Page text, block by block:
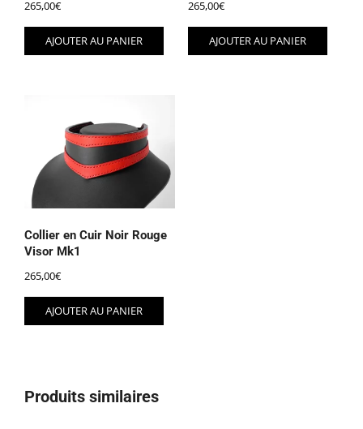
265,00€
AJOUTER AU PANIER
265,00€
AJOUTER AU PANIER
Collier en Cuir Noir Rouge
Visor Mk1
265,00€
AJOUTER AU PANIER
Produits similaires